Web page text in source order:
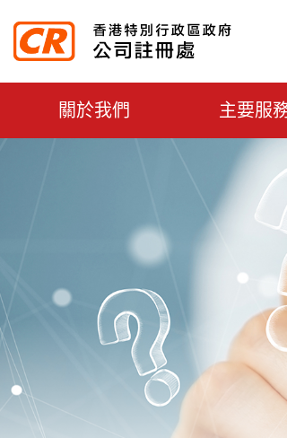
關於我們 主要服